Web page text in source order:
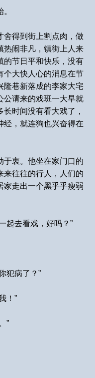
舍得到街上割点肉，做
热闹非凡，镇街上人来
的节日平和快乐，没有
个大快人心的消息在节
隆巷新落成的李家大宅
公请来的戏班一大早就
时间没有看大戏了，
经，就连狗也兴奋得在
于衷。他坐在家门口的
来往往的行人，人们的
家走出一个黑乎乎瘦弱
起去看戏，好吗？”
犯病了？”
！”
”